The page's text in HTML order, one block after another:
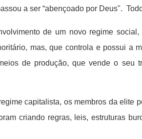
a ser “abençoado por Deus".
de um novo regime
mas, que controla e possui a
de produção, que vende o seu
capitalista, os membros da elite
criando regras, leis, estruturas